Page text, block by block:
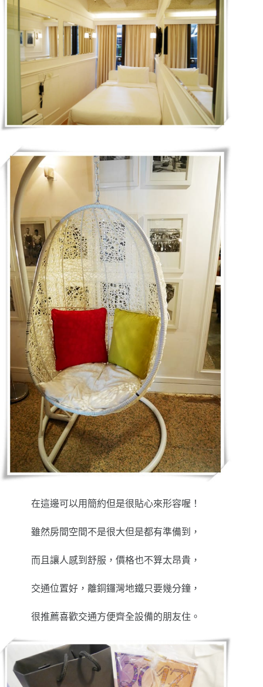
在這邊可以用簡約但是很貼心來形容喔！
雖然房間空間不是很大但是都有準備到，
而且讓人感到舒服，價格也不算太昂貴，
交通位置好，離銅鑼灣地鐵只要幾分鐘，
很推薦喜歡交通方便齊全設備的朋友住。